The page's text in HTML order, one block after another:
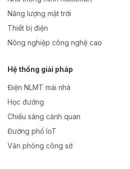
Năng lượng mặt trời
Thiết bị điện
Nông nghiệp công nghệ cao
Hệ thống giải pháp
Điện NLMT mái nhà
Học đường
Chiếu sáng cảnh quan
Đường phố IoT
Văn phòng công sở